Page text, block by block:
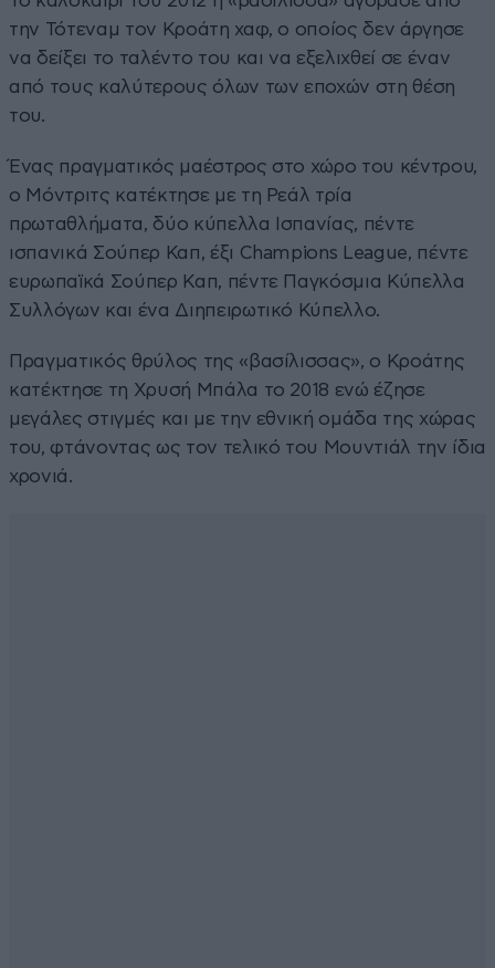
την Τότεναμ τον Κροάτη χαφ, ο οποίος δεν άργησε
να δείξει το ταλέντο του και να εξελιχθεί σε έναν
από τους καλύτερους όλων των εποχών στη θέση
του.
Ένας πραγματικός μαέστρος στο χώρο του κέντρου,
ο Μόντριτς κατέκτησε με τη Ρεάλ τρία
πρωταθλήματα, δύο κύπελλα Ισπανίας, πέντε
ισπανικά Σούπερ Καπ, έξι Champions League, πέντε
ευρωπαϊκά Σούπερ Καπ, πέντε Παγκόσμια Κύπελλα
Συλλόγων και ένα Διηπειρωτικό Κύπελλο.
Πραγματικός θρύλος της «βασίλισσας», ο Κροάτης
κατέκτησε τη Χρυσή Μπάλα το 2018 ενώ έζησε
μεγάλες στιγμές και με την εθνική ομάδα της χώρας
του, φτάνοντας ως τον τελικό του Μουντιάλ την ίδια
χρονιά.